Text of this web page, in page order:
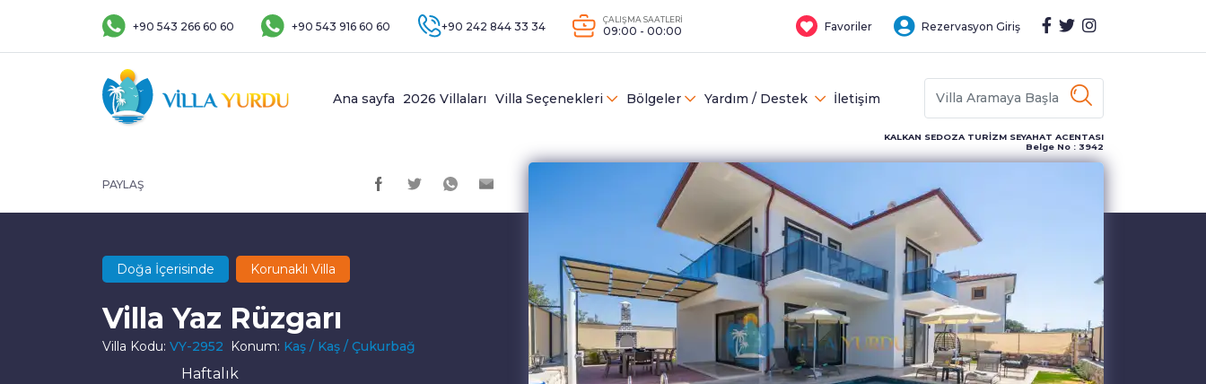
+90 543 266 60 60 +90 543 916 60 60 +90 242 844 33 34 ÇALIŞMA SAATLERİ
09:00 - 00:00 Favoriler Rezervasyon Giriş
Ana sayfa 2026 Villaları Villa Seçenekleri Bölgeler Yardım / Destek İletişim
KALKAN SEDOZA TURİZM SEYAHAT ACENTASI
Belge No : 3942
PAYLAŞ
Doğa İçerisinde Korunaklı Villa
Villa Yaz Rüzgarı
Villa Kodu: VY-2952 Konum: Kaş / Kaş / Çukurbağ
Haftalık